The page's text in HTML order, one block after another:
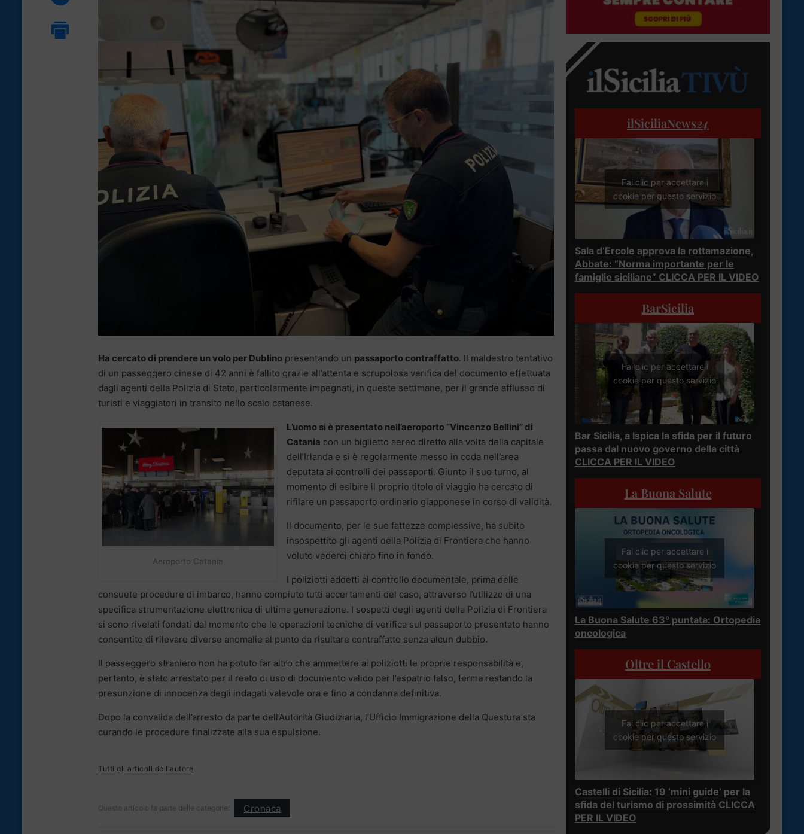
Ha cercato di prendere un volo per Dublino presentando un passaporto contraffatto. Il maldestro tentativo
di un passeggero cinese di 42 anni è fallito grazie all’attenta e scrupolosa verifica del documento effettuata
dagli agenti della Polizia di Stato, particolarmente impegnati, in queste settimane, per il grande afflusso di
turisti e viaggiatori in transito nello scalo catanese.
Aeroporto Catania
L’uomo si è presentato nell’aeroporto “Vincenzo Bellini” di
Catania con un biglietto aereo diretto alla volta della capitale
dell’Irlanda e si è regolarmente messo in coda nell’area
deputata ai controlli dei passaporti. Giunto il suo turno, al
momento di esibire il proprio titolo di viaggio ha cercato di
rifilare un passaporto ordinario giapponese in corso di validità.
Il documento, per le sue fattezze complessive, ha subito
insospettito gli agenti della Polizia di Frontiera che hanno
voluto vederci chiaro fino in fondo.
I poliziotti addetti al controllo documentale, prima delle
consuete procedure di imbarco, hanno compiuto tutti accertamenti del caso, attraverso l’utilizzo di una
specifica strumentazione elettronica di ultima generazione. I sospetti degli agenti della Polizia di Frontiera
si sono rivelati fondati dal momento che le operazioni tecniche di verifica sul passaporto presentato hanno
consentito di rilevare diverse anomalie al punto da risultare contraffatto senza alcun dubbio.
Il passeggero straniero non ha potuto far altro che ammettere ai poliziotti le proprie responsabilità e,
pertanto, è stato arrestato per il reato di uso di documento valido per l’espatrio falso, ferma restando la
presunzione di innocenza degli indagati valevole ora e fino a condanna definitiva.
Dopo la convalida dell’arresto da parte dell’Autorità Giudiziaria, l’Ufficio Immigrazione della Questura sta
curando le procedure finalizzate alla sua espulsione.
Tutti gli articoli dell'autore
Questo articolo fa parte delle categorie: Cronaca
ilSiciliaNews24
Fai clic per accettare i
cookie per questo servizio
Sala d’Ercole approva la rottamazione,
Abbate: “Norma importante per le
famiglie siciliane” CLICCA PER IL VIDEO
BarSicilia
Fai clic per accettare i
cookie per questo servizio
Bar Sicilia, a Ispica la sfida per il futuro
passa dal nuovo governo della città
CLICCA PER IL VIDEO
La Buona Salute
Fai clic per accettare i
cookie per questo servizio
La Buona Salute 63° puntata: Ortopedia
oncologica
Oltre il Castello
Fai clic per accettare i
cookie per questo servizio
Castelli di Sicilia: 19 ‘mini guide’ per la
sfida del turismo di prossimità CLICCA
PER IL VIDEO